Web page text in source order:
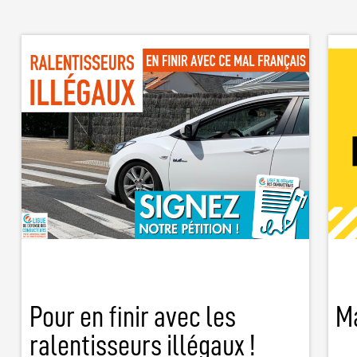
Pour en finir avec les
ralentisseurs illégaux !